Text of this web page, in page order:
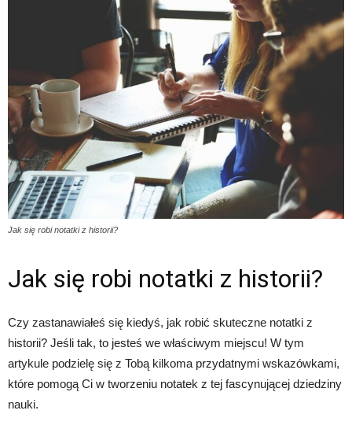
Jak się robi notatki z historii?
Jak się robi notatki z historii?
Czy zastanawiałeś się kiedyś, jak robić skuteczne notatki z
historii? Jeśli tak, to jesteś we właściwym miejscu! W tym
artykule podzielę się z Tobą kilkoma przydatnymi wskazówkami,
które pomogą Ci w tworzeniu notatek z tej fascynującej dziedziny
nauki.